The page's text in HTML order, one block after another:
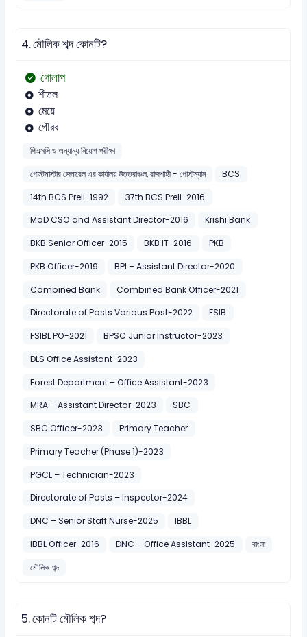
4.মৌলিক শব্দ কোনটি?
গোলাপ
শীতল
মেয়ে
গৌরব
পিএসসি ও অন্যান্য নিয়োগ পরীক্ষা
পোস্টমাস্টার জেনারেল এর কার্যালয় উত্তরাঞ্চল, রাজশাহী - পোস্টম্যান
BCS
14th BCS Preli-1992
37th BCS Preli-2016
MoD CSO and Assistant Director-2016
Krishi Bank
BKB Senior Officer-2015
BKB IT-2016
PKB
PKB Officer-2019
BPI – Assistant Director-2020
Combined Bank
Combined Bank Officer-2021
Directorate of Posts Various Post-2022
FSIB
FSIBL PO-2021
BPSC Junior Instructor-2023
DLS Office Assistant-2023
Forest Department – Office Assistant-2023
MRA – Assistant Director-2023
SBC
SBC Officer-2023
Primary Teacher
Primary Teacher (Phase 1)-2023
PGCL – Technician-2023
Directorate of Posts – Inspector-2024
DNC – Senior Staff Nurse-2025
IBBL
IBBL Officer-2016
DNC – Office Assistant-2025
বাংলা
মৌলিক শব্দ
5.কোনটি মৌলিক শব্দ?